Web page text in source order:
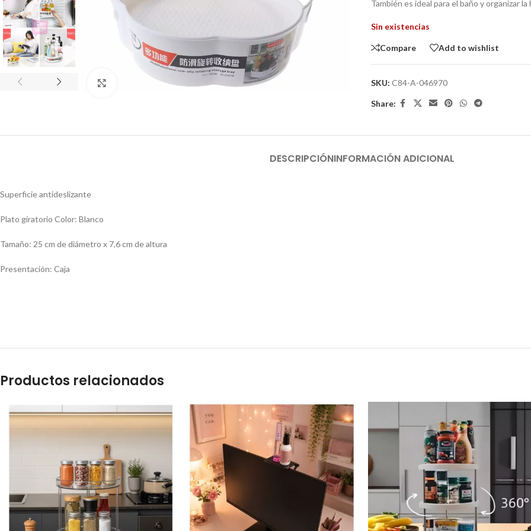
Click to enlarge
También es ideal para el baño y organizar la
Sin existencias
Compare Add to wishlist
SKU: C84-A-046970
Share:
DESCRIPCIÓNINFORMACIÓN ADICIONAL
Superficie antideslizante
Plato giratorio Color: Blanco
Tamaño: 25 cm de diámetro x 7,6 cm de altura
Presentación: Caja
Productos relacionados